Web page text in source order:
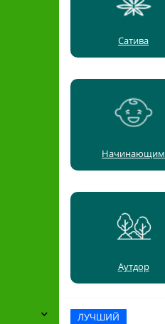
Сатива
Начинающим
Аутдор
ЛУЧШИЙ